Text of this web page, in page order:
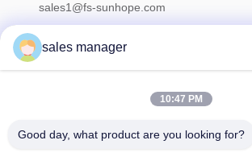
sales1@fs-sunhope.com
sales manager
10:47 PM
Good day, what product are you looking for?